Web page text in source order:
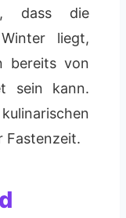
dass die
liegt,
bereits von
sein kann.
Fastenzeit.